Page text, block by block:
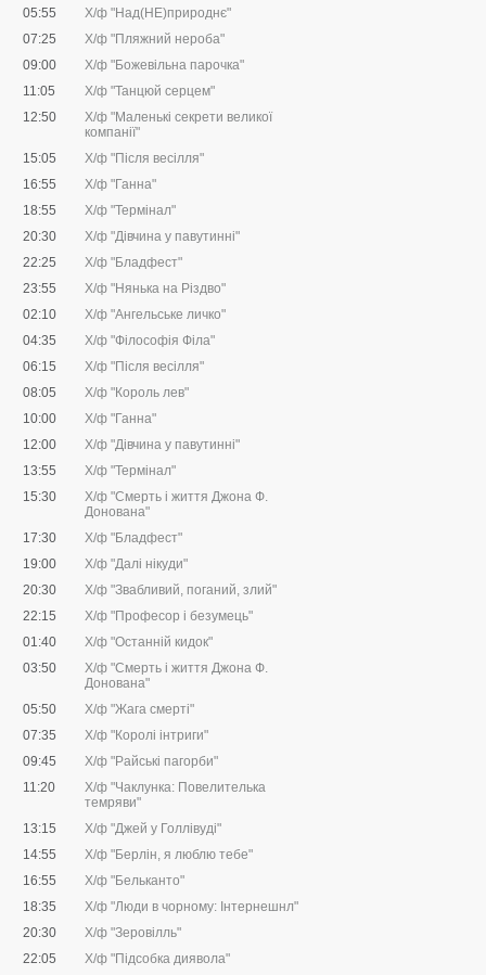
05:55
Х/ф "Над(НЕ)природнє"
07:25
Х/ф "Пляжний нероба"
09:00
Х/ф "Божевільна парочка"
11:05
Х/ф "Танцюй серцем"
12:50
Х/ф "Маленькі секрети великої
компанії"
15:05
Х/ф "Після весілля"
16:55
Х/ф "Ганна"
18:55
Х/ф "Термінал"
20:30
Х/ф "Дівчина у павутинні"
22:25
Х/ф "Бладфест"
23:55
Х/ф "Нянька на Різдво"
02:10
Х/ф "Ангельське личко"
04:35
Х/ф "Філософія Філа"
06:15
Х/ф "Після весілля"
08:05
Х/ф "Король лев"
10:00
Х/ф "Ганна"
12:00
Х/ф "Дівчина у павутинні"
13:55
Х/ф "Термінал"
15:30
Х/ф "Смерть і життя Джона Ф.
Донована"
17:30
Х/ф "Бладфест"
19:00
Х/ф "Далі нікуди"
20:30
Х/ф "Звабливий, поганий, злий"
22:15
Х/ф "Професор і безумець"
01:40
Х/ф "Останній кидок"
03:50
Х/ф "Смерть і життя Джона Ф.
Донована"
05:50
Х/ф "Жага смерті"
07:35
Х/ф "Королі інтриги"
09:45
Х/ф "Райські пагорби"
11:20
Х/ф "Чаклунка: Повелителька
темряви"
13:15
Х/ф "Джей у Голлівуді"
14:55
Х/ф "Берлін, я люблю тебе"
16:55
Х/ф "Бельканто"
18:35
Х/ф "Люди в чорному: Інтернешнл"
20:30
Х/ф "Зеровілль"
22:05
Х/ф "Підсобка диявола"